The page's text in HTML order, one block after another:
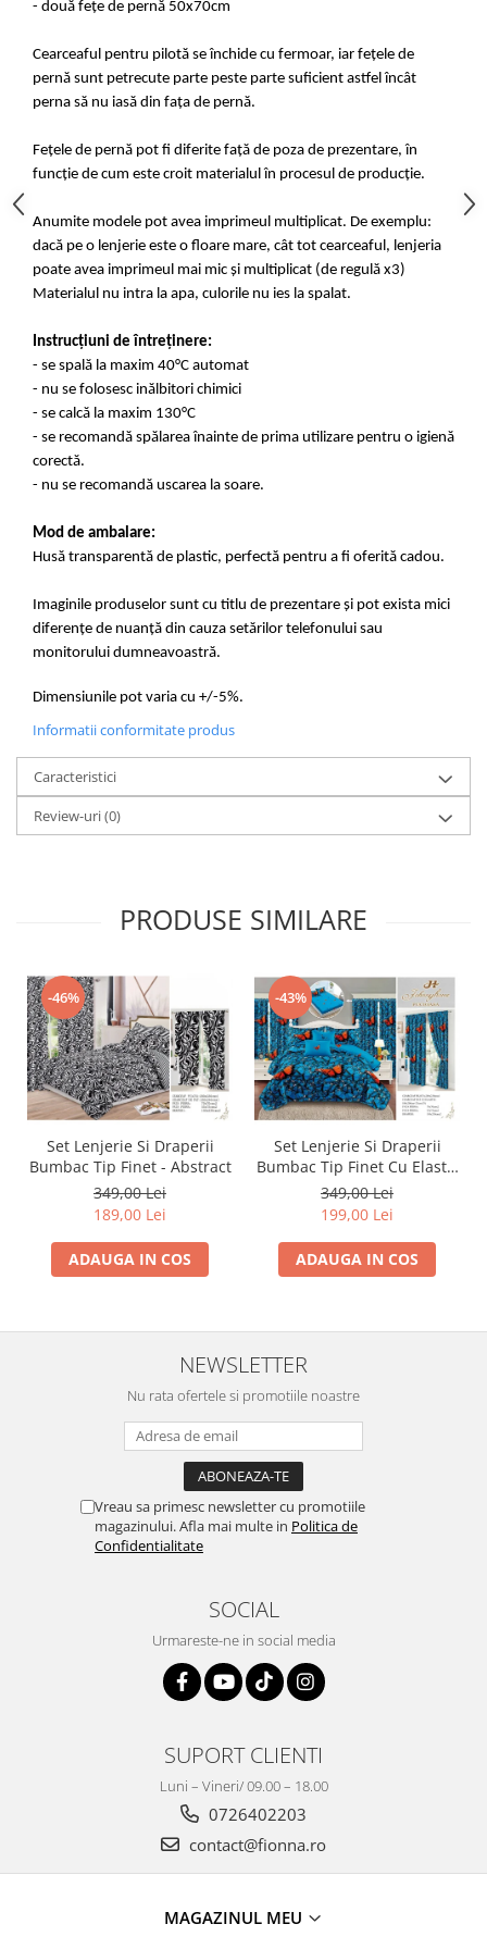
- două fețe de pernă 50x70cm
Cearceaful pentru pilotă se închide cu fermoar, iar fețele de
pernă sunt petrecute parte peste parte suficient astfel încât
perna să nu iasă din fața de pernă.
Fețele de pernă pot fi diferite față de poza de prezentare, în
funcție de cum este croit materialul în procesul de producție.
Anumite modele pot avea imprimeul multiplicat. De exemplu:
dacă pe o lenjerie este o floare mare, cât tot cearceaful, lenjeria
poate avea imprimeul mai mic și multiplicat (de regulă x3)
Materialul nu intra la apa, culorile nu ies la spalat.
Instrucțiuni de întreținere:
- se spală la maxim 40°C automat
- nu se folosesc inălbitori chimici
- se calcă la maxim 130°C
- se recomandă spălarea înainte de prima utilizare pentru o igienă
corectă.
- nu se recomandă uscarea la soare.
Mod de ambalare:
Husă transparentă de plastic, perfectă pentru a fi oferită cadou.
Imaginile produselor sunt cu titlu de prezentare și pot exista mici
diferențe de nuanță din cauza setărilor telefonului sau
monitorului dumneavoastră.
Dimensiunile pot varia cu +/-5%.
Informatii conformitate produs
Caracteristici
Review-uri(0)
PRODUSE SIMILARE
-46%
Set Lenjerie Si Draperii
Bumbac Tip Finet - Abstract
349,00 Lei
189,00 Lei
ADAUGA IN COS
-43%
Set Lenjerie Si Draperii
Bumbac Tip Finet Cu Elastic
- Dansul Fluturilor
349,00 Lei
199,00 Lei
ADAUGA IN COS
NEWSLETTER
Nu rata ofertele si promotiile noastre
Vreau sa primesc newsletter cu promotiile
magazinului. Afla mai multe in Politica de
Confidentialitate
SOCIAL
Urmareste-ne in social media
SUPORT CLIENTI
Luni – Vineri/ 09.00 – 18.00
0726402203
contact@fionna.ro
MAGAZINUL MEU